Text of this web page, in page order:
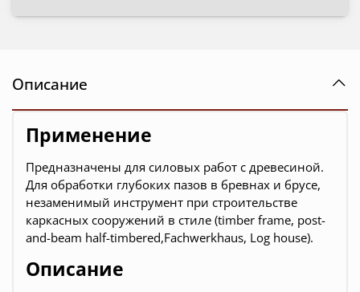
Описание
Применение
Предназначены для силовых работ с древесиной.
Для обработки глубоких пазов в бревнах и брусе,
незаменимый инструмент при строительстве
каркасных сооружений в стиле (timber frame, post-
and-beam half-timbered,Fachwerkhaus, Log house).
Описание